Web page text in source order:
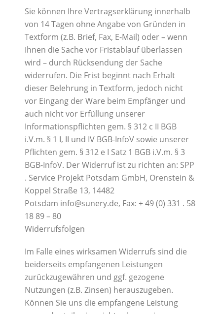
Sie können Ihre Vertragserklärung innerhalb
von 14 Tagen ohne Angabe von Gründen in
Textform (z.B. Brief, Fax, E-Mail) oder – wenn
Ihnen die Sache vor Fristablauf überlassen
wird – durch Rücksendung der Sache
widerrufen. Die Frist beginnt nach Erhalt
dieser Belehrung in Textform, jedoch nicht
vor Eingang der Ware beim Empfänger und
auch nicht vor Erfüllung unserer
Informationspflichten gem. § 312 c II BGB
i.V.m. § 1 I, II und IV BGB-InfoV sowie unserer
Pflichten gem. § 312 e I Satz 1 BGB i.V.m. § 3
BGB-InfoV. Der Widerruf ist zu richten an: SPP
. Service Projekt Potsdam GmbH, Orenstein &
Koppel Straße 13, 14482
Potsdam info@sunery.de, Fax: + 49 (0) 331 . 58
18 89 – 80
Widerrufsfolgen
Im Falle eines wirksamen Widerrufs sind die
beiderseits empfangenen Leistungen
zurückzugewähren und ggf. gezogene
Nutzungen (z.B. Zinsen) herauszugeben.
Können Sie uns die empfangene Leistung